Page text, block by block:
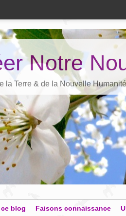
Notre
la Terre & de la Nouvelle Humanité
blog Faisons connaissance